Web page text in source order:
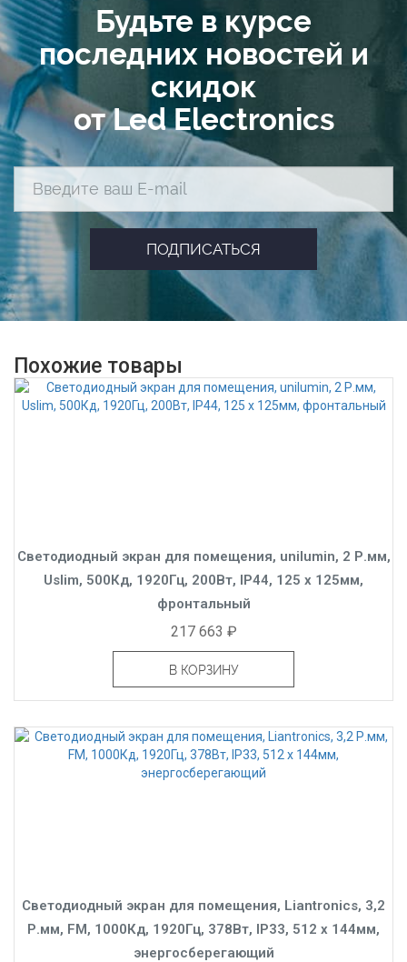
Будьте в курсе
последних новостей и
скидок
от Led Electronics
Похожие товары
Светодиодный экран для помещения, unilumin, 2 Р.мм,
Uslim, 500Кд, 1920Гц, 200Вт, IP44, 125 x 125мм,
фронтальный
217 663 ₽
В КОРЗИНУ
Светодиодный экран для помещения, Liantronics, 3,2
Р.мм, FM, 1000Кд, 1920Гц, 378Вт, IP33, 512 x 144мм,
энергосберегающий